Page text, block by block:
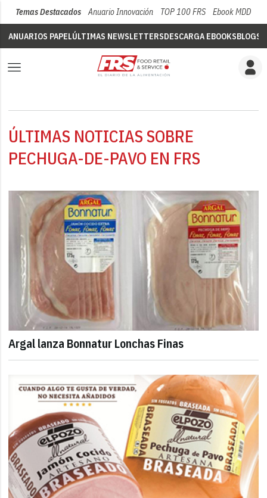
Temas Destacados Anuario Innovación TOP 100 FRS Ebook MDD
ANUARIOS PAPELÚLTIMAS NEWSLETTERSDESCARGA EBOOKSBLOGS
ÚLTIMAS NOTICIAS SOBRE
PECHUGA-DE-PAVO EN FRS
Argal lanza Bonnatur Lonchas Finas